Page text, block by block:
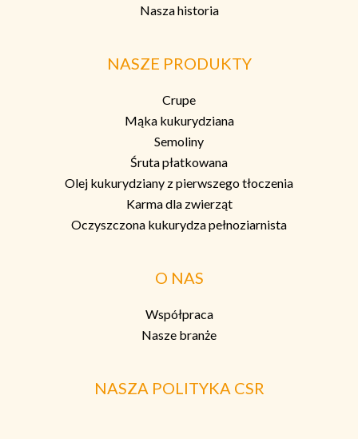
Nasza historia
NASZE PRODUKTY
Crupe
Mąka kukurydziana
Semoliny
Śruta płatkowana
Olej kukurydziany z pierwszego tłoczenia
Karma dla zwierząt
Oczyszczona kukurydza pełnoziarnista
O NAS
Współpraca
Nasze branże
NASZA POLITYKA CSR